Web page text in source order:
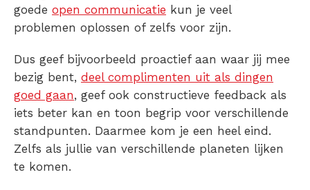
goede open communicatie kun je veel
problemen oplossen of zelfs voor zijn.
Dus geef bijvoorbeeld proactief aan waar jij mee
bezig bent, deel complimenten uit als dingen
goed gaan, geef ook constructieve feedback als
iets beter kan en toon begrip voor verschillende
standpunten. Daarmee kom je een heel eind.
Zelfs als jullie van verschillende planeten lijken
te komen.